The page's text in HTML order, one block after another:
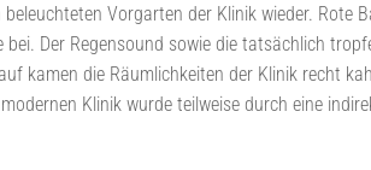
Vorgarten der Klinik wieder. Rote
Der Regensound sowie die tatsächlich
kamen die Räumlichkeiten der Klinik recht
Klinik wurde teilweise durch eine